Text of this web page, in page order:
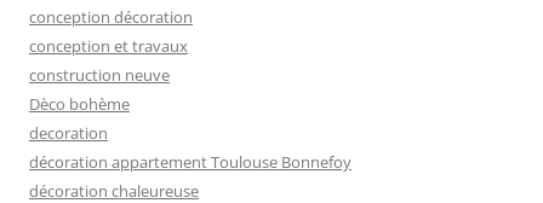
conception décoration
conception et travaux
construction neuve
Dèco bohème
decoration
décoration appartement Toulouse Bonnefoy
décoration chaleureuse